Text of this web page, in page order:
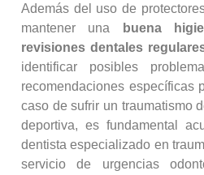
Además del uso de
mantener una
buena
revisiones dentales
identificar posibles
recomendaciones específicas
caso de sufrir un traumatismo
deportiva, es fundamental
dentista especializado en
servicio de urgencias